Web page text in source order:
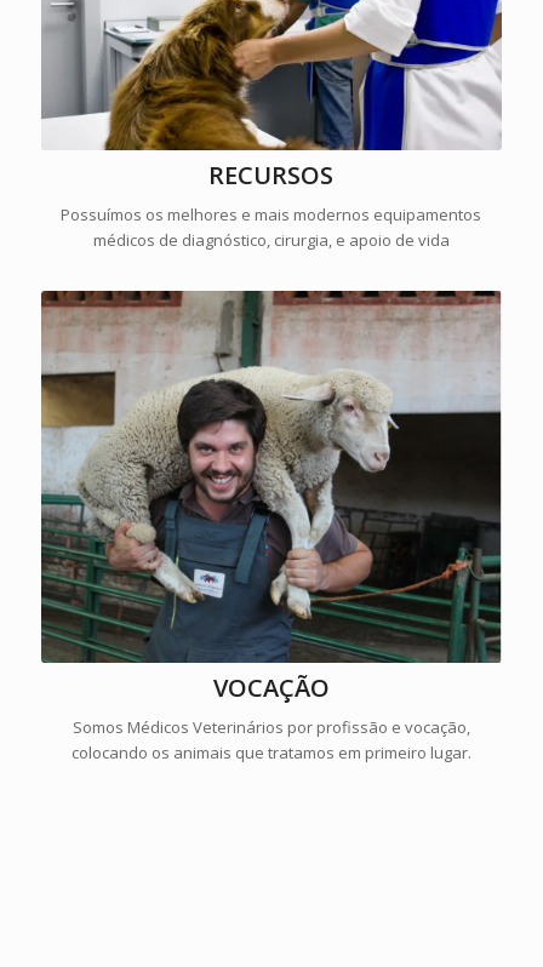
RECURSOS
Possuímos os melhores e mais modernos equipamentos
médicos de diagnóstico, cirurgia, e apoio de vida
VOCAÇÃO
Somos Médicos Veterinários por profissão e vocação,
colocando os animais que tratamos em primeiro lugar.